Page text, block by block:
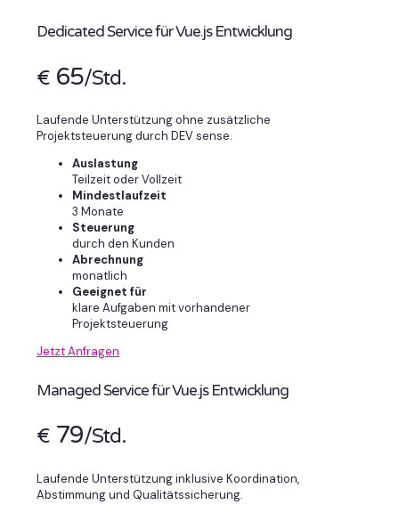
Dedicated Service für Vue.js Entwicklung
€ 65/Std.
Laufende Unterstützung ohne zusätzliche
Projektsteuerung durch DEV sense.
Auslastung
Teilzeit oder Vollzeit
Mindestlaufzeit
3 Monate
Steuerung
durch den Kunden
Abrechnung
monatlich
Geeignet für
klare Aufgaben mit vorhandener
Projektsteuerung
Jetzt Anfragen
Managed Service für Vue.js Entwicklung
€ 79/Std.
Laufende Unterstützung inklusive Koordination,
Abstimmung und Qualitätssicherung.